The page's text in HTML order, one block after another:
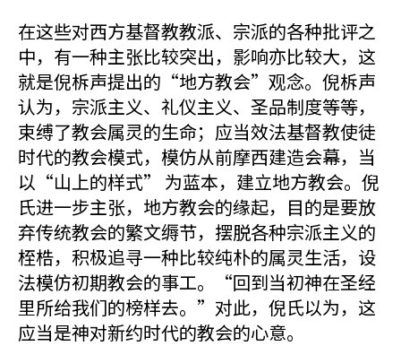
在这些对西方基督教教派、宗派的各种批评之
中，有一种主张比较突出，影响亦比较大，这
就是倪柝声提出的“地方教会”观念。倪柝声
认为，宗派主义、礼仪主义、圣品制度等等，
束缚了教会属灵的生命；应当效法基督教使徒
时代的教会模式，模仿从前摩西建造会幕，当
以“山上的样式” 为蓝本，建立地方教会。倪
氏进一步主张，地方教会的缘起，目的是要放
弃传统教会的繁文缛节，摆脱各种宗派主义的
桎梏，积极追寻一种比较纯朴的属灵生活，设
法模仿初期教会的事工。“回到当初神在圣经
里所给我们的榜样去。”对此，倪氏以为，这
应当是神对新约时代的教会的心意。